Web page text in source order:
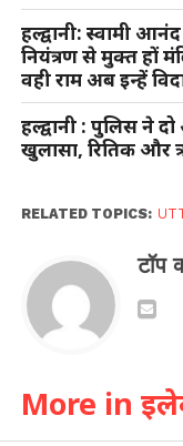
हल्द्वानी: स्वामी
नियंत्रण से मुक्त हों
वही राम अब इन्हें
हल्द्वानी : पुलिस ने
खुलासा, रितिक और
RELATED TOPICS:
टॉप
More in